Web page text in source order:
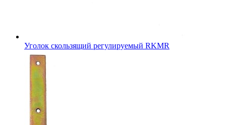
Уголок скользящий регулируемый RKMR